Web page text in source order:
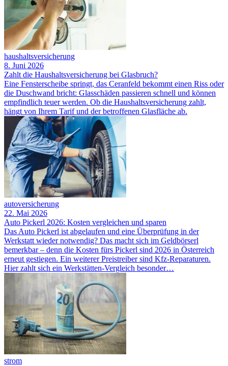
haushaltsversicherung
8. Juni 2026
Zahlt die Haushaltsversicherung bei Glasbruch?
Eine Fensterscheibe springt, das Ceranfeld bekommt einen Riss oder
die Duschwand bricht: Glasschäden passieren schnell und können
empfindlich teuer werden. Ob die Haushaltsversicherung zahlt,
hängt von Ihrem Tarif und der betroffenen Glasfläche ab.
autoversicherung
22. Mai 2026
Auto Pickerl 2026: Kosten vergleichen und sparen
Das Auto Pickerl ist abgelaufen und eine Überprüfung in der
Werkstatt wieder notwendig? Das macht sich im Geldbörserl
bemerkbar – denn die Kosten fürs Pickerl sind 2026 in Österreich
erneut gestiegen. Ein weiterer Preistreiber sind Kfz-Reparaturen.
Hier zahlt sich ein Werkstätten-Vergleich besonder…
strom